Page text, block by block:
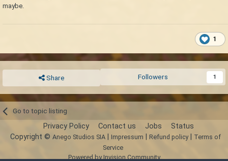
maybe.
1
Share Followers 1
Go to topic listing
Privacy Policy Contact us Jobs Status
Copyright © Anego Studios SIA| Impressum Refund policy|
Terms of
Service
Powered by Invision Community